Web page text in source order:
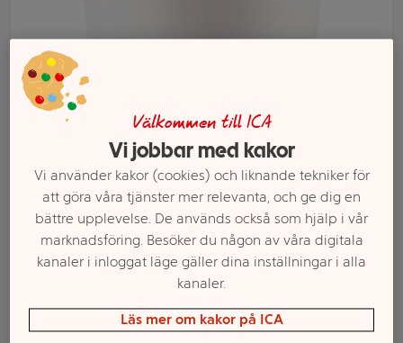
Välj butik och handla
Välkommen till ICA
Vi jobbar med kakor
Vi använder kakor (cookies) och liknande tekniker för
att göra våra tjänster mer relevanta, och ge dig en
bättre upplevelse. De används också som hjälp i vår
marknadsföring. Besöker du någon av våra digitala
kanaler i inloggat läge gäller dina inställningar i alla
kanaler.
Läs mer om kakor på ICA